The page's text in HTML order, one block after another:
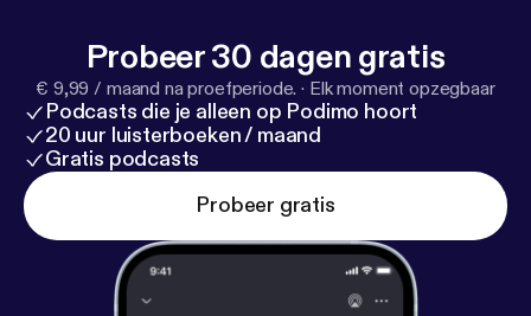
qué necesita tu cuerpo para estar sano y adecuar el
estilo de vida para gozar así de una buena salud.
Probeer 30 dagen gratis
€ 9,99 / maand na proefperiode. · Elk moment opzegbaar
Podcasts die je alleen op Podimo hoort
20 uur luisterboeken / maand
Gratis podcasts
Probeer gratis